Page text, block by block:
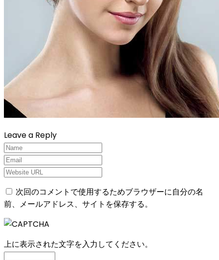
Leave a Reply
次回のコメントで使用するためブラウザーに自分の名
前、メールアドレス、サイトを保存する。
上に表示された文字を入力してください。